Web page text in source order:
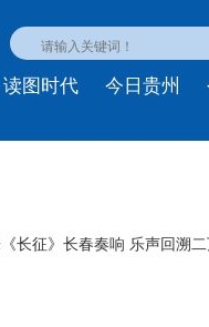
读图时代 今日贵州
长征》长春奏响 乐声回溯二